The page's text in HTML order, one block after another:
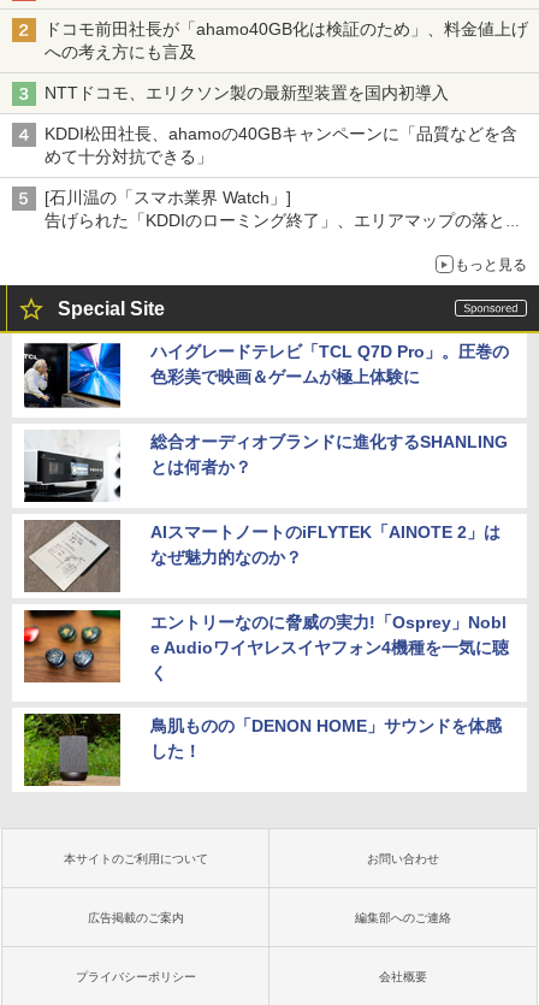
ドコモ前田社長が「ahamo40GB化は検証のため」、料金値上げ
への考え方にも言及
NTTドコモ、エリクソン製の最新型装置を国内初導入
KDDI松田社長、ahamoの40GBキャンペーンに「品質などを含
めて十分対抗できる」
[石川温の「スマホ業界 Watch」]
告げられた「KDDIのローミング終了」、エリアマップの落とし
もっと見る
Special Site
ハイグレードテレビ「TCL Q7D Pro」。圧巻の
色彩美で映画＆ゲームが極上体験に
総合オーディオブランドに進化するSHANLING
とは何者か？
AIスマートノートのiFLYTEK「AINOTE 2」は
なぜ魅力的なのか？
エントリーなのに脅威の実力!「Osprey」Nobl
e Audioワイヤレスイヤフォン4機種を一気に聴
く
鳥肌ものの「DENON HOME」サウンドを体感
した！
本サイトのご利用について お問い合わせ
広告掲載のご案内 編集部へのご連絡
プライバシーポリシー 会社概要